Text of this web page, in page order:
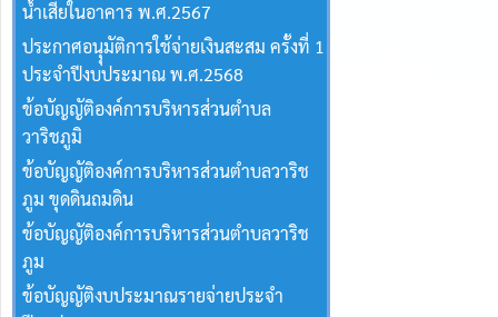
น้ำเสียในอาคาร พ.ศ.2567
ประกาศอนุุมัติการใช้จ่ายเงินสะสม ครั้งที่ 1
ประจำปีงบประมาณ พ.ศ.2568
ข้อบัญญัติองค์การบริหารส่วนตำบล
วาริชภูมิ
ข้อบัญญัติองค์การบริหารส่วนตำบลวาริช
ภูม ขุดดินถมดิน
ข้อบัญญัติองค์การบริหารส่วนตำบลวาริช
ภูม
ข้อบัญญัติงบประมาณรายจ่ายประจำ